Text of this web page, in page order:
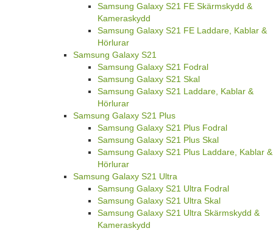
Samsung Galaxy S21 FE Skärmskydd &
Kameraskydd
Samsung Galaxy S21 FE Laddare, Kablar &
Hörlurar
Samsung Galaxy S21
Samsung Galaxy S21 Fodral
Samsung Galaxy S21 Skal
Samsung Galaxy S21 Laddare, Kablar &
Hörlurar
Samsung Galaxy S21 Plus
Samsung Galaxy S21 Plus Fodral
Samsung Galaxy S21 Plus Skal
Samsung Galaxy S21 Plus Laddare, Kablar &
Hörlurar
Samsung Galaxy S21 Ultra
Samsung Galaxy S21 Ultra Fodral
Samsung Galaxy S21 Ultra Skal
Samsung Galaxy S21 Ultra Skärmskydd &
Kameraskydd